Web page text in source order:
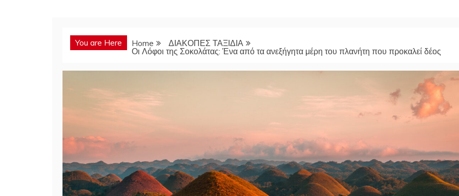
You are Here Home
ΔΙΑΚΟΠΕΣ ΤΑΞΙΔΙΑ
Οι Λόφοι της Σοκολάτας: Ένα από τα ανεξήγητα μέρη του πλανήτη που προκαλεί δέος